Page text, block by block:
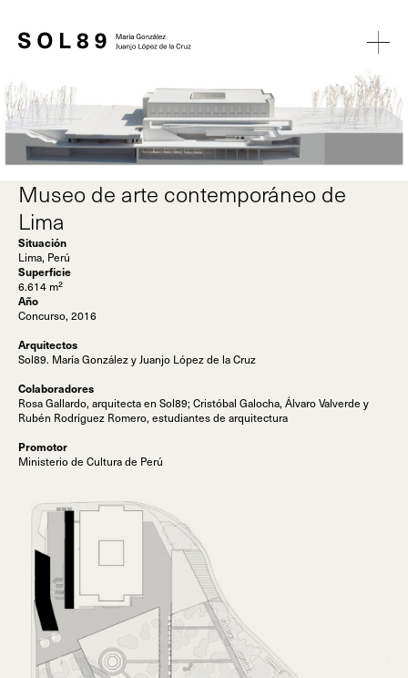
Museo de arte contemporáneo de
Lima
Situación
Lima, Perú
Superficie
6.614 m²
Año
Concurso, 2016
Arquitectos
Sol89. María González y Juanjo López de la Cruz
Colaboradores
Rosa Gallardo, arquitecta en Sol89; Cristóbal Galocha, Álvaro Valverde y
Rubén Rodríguez Romero, estudiantes de arquitectura
Promotor
Ministerio de Cultura de Perú